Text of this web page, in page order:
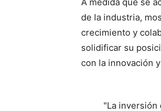
de la industria,
crecimiento y
solidificar su
con la innovación
"La inversión